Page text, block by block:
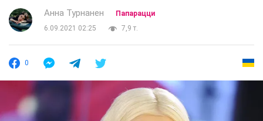
Анна Турнанен
Папарацци
6.09.2021 02:25
7,9 т.
0